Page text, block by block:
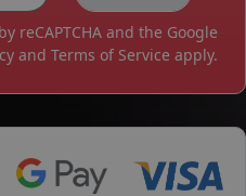
reCAPTCHA and the Google
and Terms of Service apply.